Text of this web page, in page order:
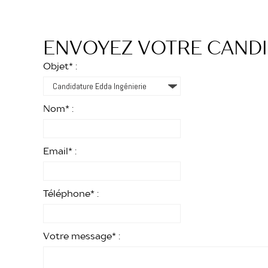
ENVOYEZ VOTRE
Objet* :
Nom* :
Email* :
Téléphone* :
Votre message* :